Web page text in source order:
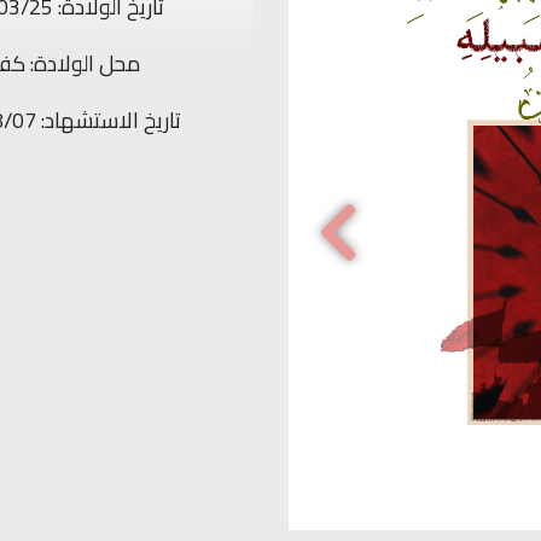
Previous
محل الولادة:
تاريخ الاستشهاد: 2024/08/07